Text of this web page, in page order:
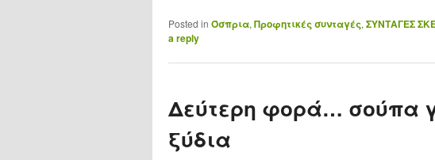
Posted in Όσπρια,Προφητικές συνταγές,ΣΥΝΤΑΓΕΣ
a reply
Δεύτερη φορά… σούπα
ξύδια